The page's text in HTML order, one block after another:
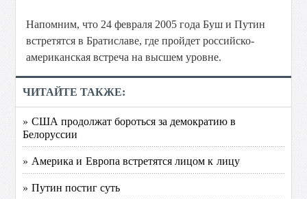
Напомним, что 24 февраля 2005 года Буш и Путин
встретятся в Братиславе, где пройдет российско-
американская встреча на высшем уровне.
ЧИТАЙТЕ ТАКЖЕ:
» США продолжат бороться за демократию в
Белоруссии
» Америка и Европа встретятся лицом к лицу
» Путин постиг суть